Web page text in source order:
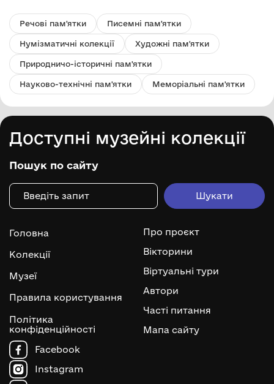
Речові пам'ятки Писемні пам'ятки
Нумізматичні колекції Художні пам'ятки
Природничо-історичні пам'ятки
Науково-технічні пам'ятки Меморіальні пам'ятки
Доступні музейні колекції
Пошук по сайту
Головна
Колекції
Музеї
Правила користування
Політика
конфіденційності
Про проєкт
Вікторини
Віртуальні тури
Автори
Часті питання
Мапа сайту
Facebook
Instagram